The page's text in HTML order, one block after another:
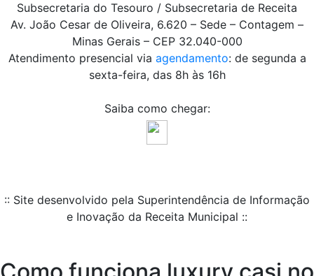
Subsecretaria do Tesouro / Subsecretaria de Receita
Av. João Cesar de Oliveira, 6.620 – Sede – Contagem –
Minas Gerais – CEP 32.040-000
Atendimento presencial via agendamento: de segunda a
sexta-feira, das 8h às 16h
Saiba como chegar:
:: Site desenvolvido pela Superintendência de Informação
e Inovação da Receita Municipal ::